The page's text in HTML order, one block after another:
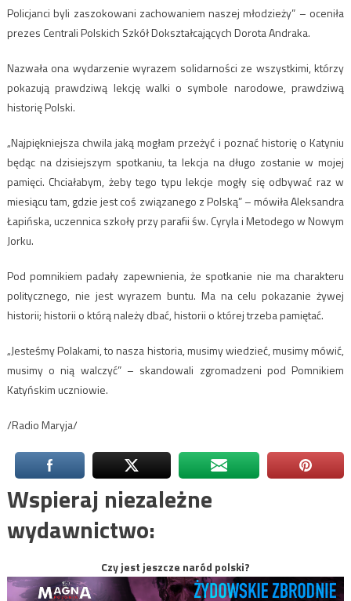
Policjanci byli zaszokowani zachowaniem naszej młodzieży” – oceniła
prezes Centrali Polskich Szkół Dokształcających Dorota Andraka.
Nazwała ona wydarzenie wyrazem solidarności ze wszystkimi, którzy
pokazują prawdziwą lekcję walki o symbole narodowe, prawdziwą
historię Polski.
„Najpiękniejsza chwila jaką mogłam przeżyć i poznać historię o Katyniu
będąc na dzisiejszym spotkaniu, ta lekcja na długo zostanie w mojej
pamięci. Chciałabym, żeby tego typu lekcje mogły się odbywać raz w
miesiącu tam, gdzie jest coś związanego z Polską” – mówiła Aleksandra
Łapińska, uczennica szkoły przy parafii św. Cyryla i Metodego w Nowym
Jorku.
Pod pomnikiem padały zapewnienia, że spotkanie nie ma charakteru
politycznego, nie jest wyrazem buntu. Ma na celu pokazanie żywej
historii; historii o którą należy dbać, historii o której trzeba pamiętać.
„Jesteśmy Polakami, to nasza historia, musimy wiedzieć, musimy mówić,
musimy o nią walczyć” – skandowali zgromadzeni pod Pomnikiem
Katyńskim uczniowie.
/Radio Maryja/
Wspieraj niezależne
wydawnictwo:
Czy jest jeszcze naród polski?